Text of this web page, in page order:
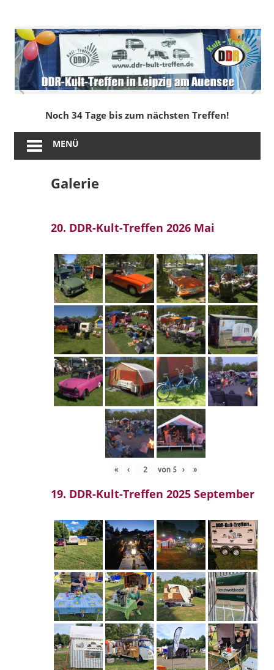
springen
DDR-
Kult-
Treffen
in
Leipzig
am
Noch 34 Tage bis zum nächsten Treffen!
MENÜ
Galerie
20. DDR-Kult-Treffen 2026 Mai
« ‹ von 5 › »
19. DDR-Kult-Treffen 2025 September